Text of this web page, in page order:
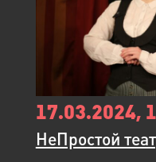
17.03.2024,
НеПростой